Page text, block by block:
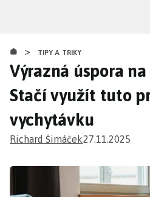
obsahu
> TIPY A TRIKY
Výrazná úspora
Stačí využít tuto
vychytávku
Richard Šimáček27.11.2025